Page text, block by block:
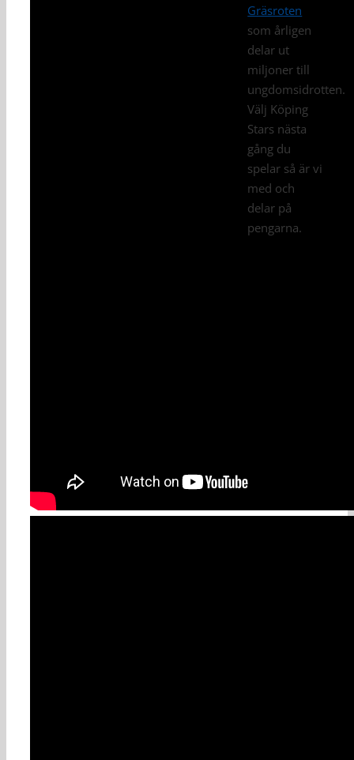
Gräsroten
som årligen
delar ut
miljoner till
ungdomsidrotten.
Välj Köping
Stars nästa
gång du
spelar så är vi
med och
delar på
pengarna.